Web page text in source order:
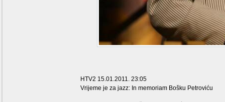
HTV2 15.01.2011. 23:05
Vrijeme je za jazz: In memoriam Bošku Petroviću